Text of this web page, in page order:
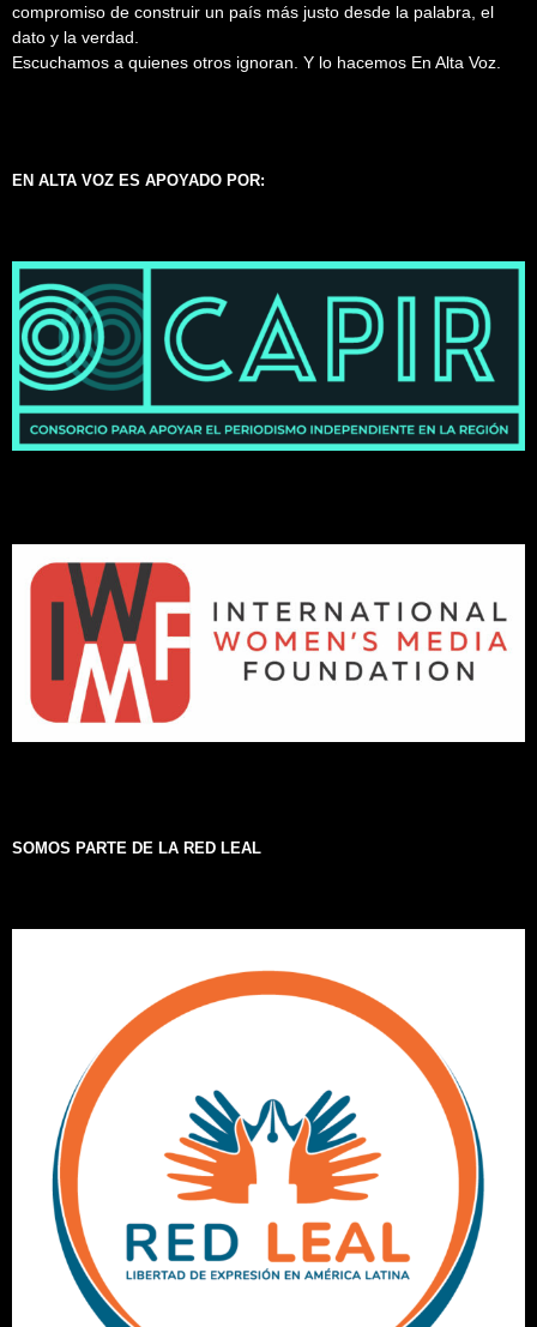
compromiso de construir un país más justo desde la palabra, el
dato y la verdad.
Escuchamos a quienes otros ignoran. Y lo hacemos En Alta Voz.
EN ALTA VOZ ES APOYADO POR:
SOMOS PARTE DE LA RED LEAL